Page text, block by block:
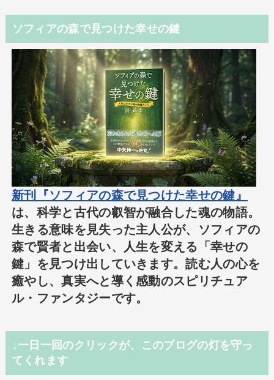
ソフィアの森で見つけた幸せの鍵
新刊『ソフィアの森で見つけた幸せの鍵』
は、科学と古代の叡智が融合した魂の物語。
生きる意味を見失った主人公が、ソフィアの
森で賢者と出会い、人生を変える「幸せの
鍵」を見つけ出していきます。読む人の心を
癒やし、真実へと導く感動のスピリチュア
ル・ファンタジーです。
↓一日一回のクリックが、このブログの灯を守っ
てくれます